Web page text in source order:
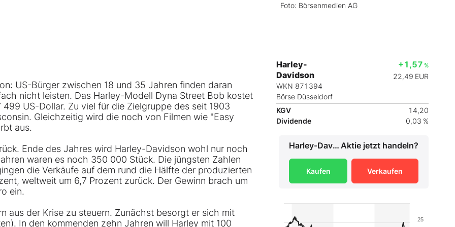
Foto: Börsenmedien AG
US-Bürger zwischen 18 und 35 Jahren finden daran
nicht leisten. Das Harley-Modell Dyna Street Bob kostet
US-Dollar. Zu viel für die Zielgruppe des seit 1903
Gleichzeitig wird die noch von Filmen wie "Easy
aus.
Ende des Jahres wird Harley-Davidson wohl nur noch
waren es noch 350 000 Stück. Die jüngsten Zahlen
die Verkäufe auf dem rund die Hälfte der produzierten
weltweit um 6,7 Prozent zurück. Der Gewinn brach um
ein.
aus der Krise zu steuern. Zunächst besorgt er sich mit
In den kommenden zehn Jahren will Harley mit 100
Harley-
Davidson
WKN 871394
Börse Düsseldorf
+1,57 %
22,49 EUR
KGV
14,20
Dividende
0,03 %
Harley-Davidson Aktie jetzt handeln?
Kaufen Verkaufen
25